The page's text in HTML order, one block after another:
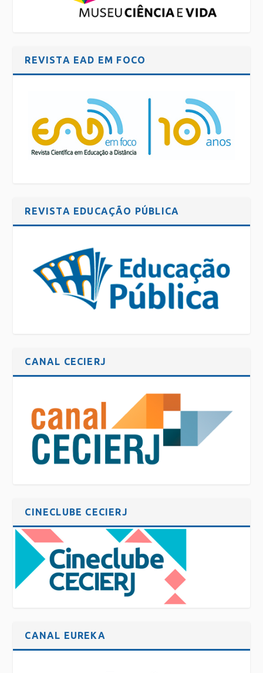
REVISTA EAD EM FOCO
REVISTA EDUCAÇÃO PÚBLICA
CANAL CECIERJ
CINECLUBE CECIERJ
CANAL EUREKA